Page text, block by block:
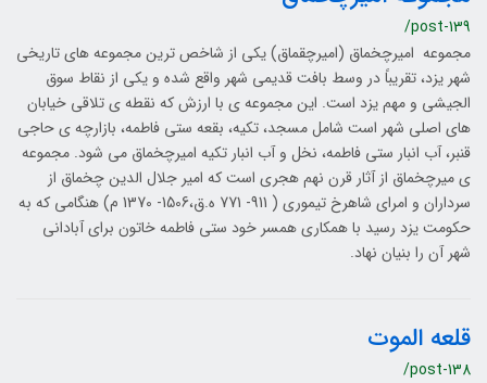
/post-139
مجموعه امیرچخماق (امیرچقماق) یکی از شاخص ترین مجموعه های تاریخی
شهر یزد، تقریباً در وسط بافت قدیمی شهر واقع شده و یکی از نقاط سوق
الجیشی و مهم یزد است. این مجموعه ی با ارزش که نقطه ی تلاقی خیابان
های اصلی شهر است شامل مسجد، تکیه، بقعه ستی فاطمه، بازارچه ی حاجی
قنبر، آب انبار ستی فاطمه، نخل و آب انبار تکیه امیرچخماق می شود. مجموعه
ی میرچخماق از آثار قرن نهم هجری است که امیر جلال الدین چخماق از
سرداران و امرای شاهرخ تیموری ( 911- 771 ه.ق،1506- 1370 م) هنگامی که به
حکومت یزد رسید با همکاری همسر خود ستی فاطمه خاتون برای آبادانی
شهر آن را بنیان نهاد.
قلعه الموت
/post-138